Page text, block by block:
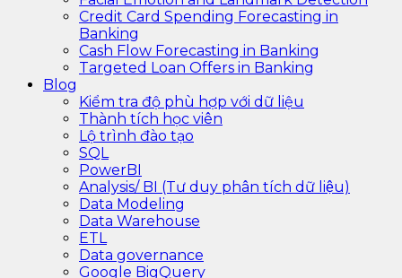
Credit Card Spending Forecasting in
Banking
Cash Flow Forecasting in Banking
Targeted Loan Offers in Banking
Blog
Kiểm tra độ phù hợp với dữ liệu
Thành tích học viên
Lộ trình đào tạo
SQL
PowerBI
Analysis/ BI (Tư duy phân tích dữ liệu)
Data Modeling
Data Warehouse
ETL
Data governance
Google BigQuery